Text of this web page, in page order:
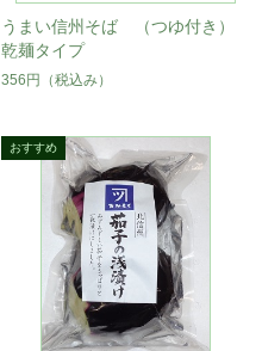
うまい信州そば （つゆ付き）
乾麺タイプ
356円 （税込み）